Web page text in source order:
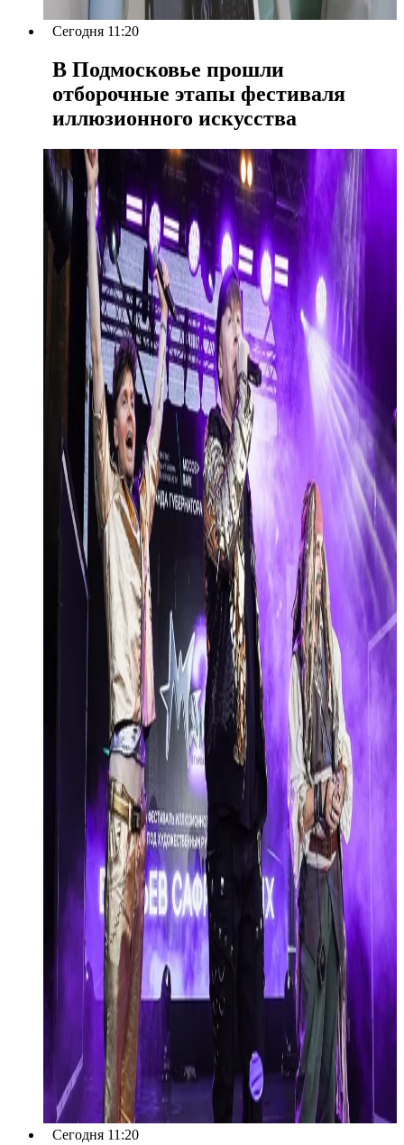
Сегодня 11:20
В Подмосковье прошли
отборочные этапы фестиваля
иллюзионного искусства
Сегодня 11:20